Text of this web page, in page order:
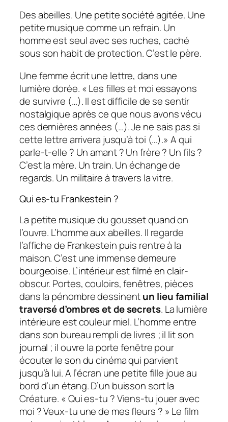
Des abeilles. Une petite société agitée. Une
petite musique comme un refrain. Un
homme est seul avec ses ruches, caché
sous son habit de protection. C’est le père.
Une femme écrit une lettre, dans une
lumière dorée. «Les filles et moi essayons
de survivre (…). Il est difficile de se sentir
nostalgique après ce que nous avons vécu
ces dernières années (…). Je ne sais pas si
cette lettre arrivera jusqu’à toi (…).» A qui
parle-t-elle ? Un amant ? Un frère ? Un fils ?
C’est la mère. Un train. Un échange de
regards. Un militaire à travers la vitre.
Qui es-tu Frankestein ?
La petite musique du gousset quand on
l’ouvre. L’homme aux abeilles. Il regarde
l’affiche de Frankestein puis rentre à la
maison. C’est une immense demeure
bourgeoise. L’intérieur est filmé en clair-
obscur. Portes, couloirs, fenêtres, pièces
dans la pénombre dessinentun lieu familial
traversé d’ombres et de secrets. La lumière
intérieure est couleur miel. L’homme entre
dans son bureau rempli de livres ; il lit son
journal ; il ouvre la porte fenêtre pour
écouter le son du cinéma qui parvient
jusqu’à lui. A l’écran une petite fille joue au
bord d’un étang. D’un buisson sort la
Créature. «Qui es-tu ? Viens-tu jouer avec
moi ? Veux-tu une de mes fleurs ? » Le film